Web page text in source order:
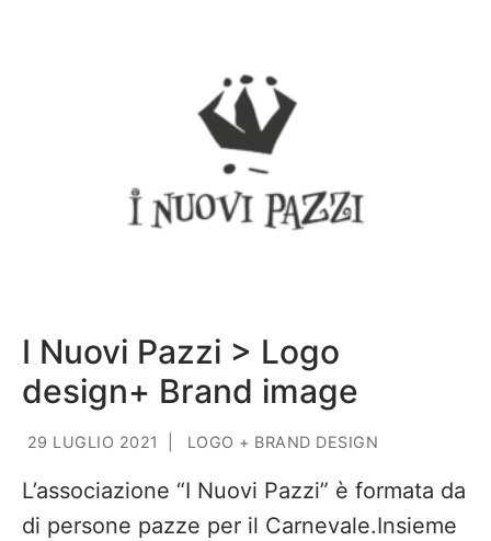
I Nuovi Pazzi > Logo
design+ Brand image
29 LUGLIO 2021 LOGO + BRAND DESIGN
L’associazione “I Nuovi Pazzi” è formata da
di persone pazze per il Carnevale.Insieme